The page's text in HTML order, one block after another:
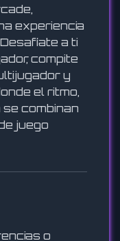
experiencia
a ti
compite
y
el ritmo,
combinan
juego
o